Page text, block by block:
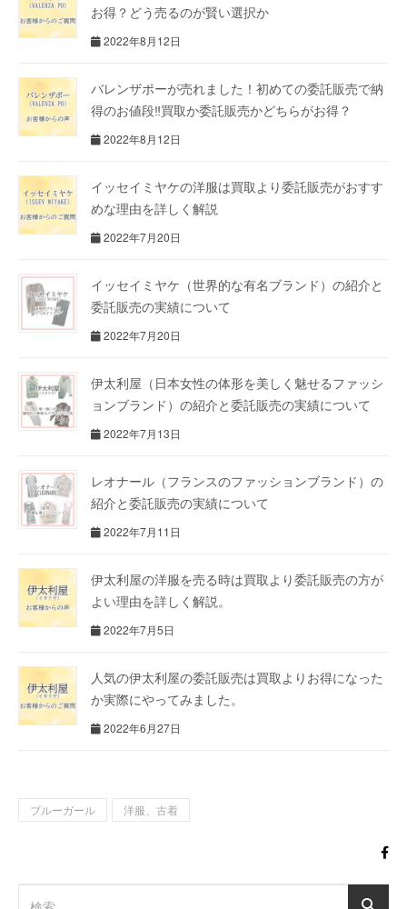
お得？どう売るのが賢い選択か
2022年8月12日
バレンザポーが売れました！初めての委託販売で納
得のお値段‼買取か委託販売かどちらがお得？
2022年8月12日
イッセイミヤケの洋服は買取より委託販売がおすす
めな理由を詳しく解説
2022年7月20日
イッセイミヤケ（世界的な有名ブランド）の紹介と
委託販売の実績について
2022年7月20日
伊太利屋（日本女性の体形を美しく魅せるファッシ
ョンブランド）の紹介と委託販売の実績について
2022年7月13日
レオナール（フランスのファッションブランド）の
紹介と委託販売の実績について
2022年7月11日
伊太利屋の洋服を売る時は買取より委託販売の方が
よい理由を詳しく解説。
2022年7月5日
人気の伊太利屋の委託販売は買取よりお得になった
か実際にやってみました。
2022年6月27日
ブルーガール 洋服、古着